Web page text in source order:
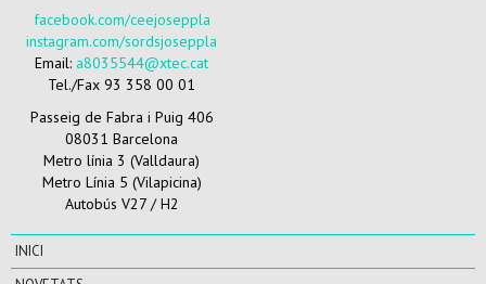
facebook.com/ceejoseppla
instagram.com/sordsjoseppla
Email: a8035544@xtec.cat
Tel./Fax 93 358 00 01
Passeig de Fabra i Puig 406
08031 Barcelona
Metro línia 3 (Valldaura)
Metro Línia 5 (Vilapicina)
Autobús V27 / H2
INICI